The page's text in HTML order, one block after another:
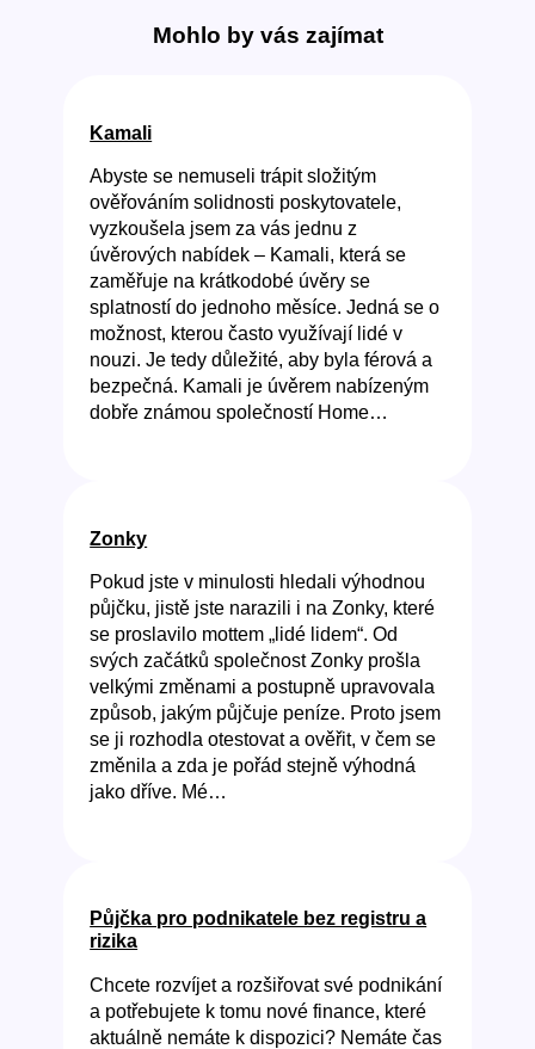
Mohlo by vás zajímat
Kamali
Abyste se nemuseli trápit složitým
ověřováním solidnosti poskytovatele,
vyzkoušela jsem za vás jednu z
úvěrových nabídek – Kamali, která se
zaměřuje na krátkodobé úvěry se
splatností do jednoho měsíce. Jedná se o
možnost, kterou často využívají lidé v
nouzi. Je tedy důležité, aby byla férová a
bezpečná. Kamali je úvěrem nabízeným
dobře známou společností Home…
Zonky
Pokud jste v minulosti hledali výhodnou
půjčku, jistě jste narazili i na Zonky, které
se proslavilo mottem „lidé lidem“. Od
svých začátků společnost Zonky prošla
velkými změnami a postupně upravovala
způsob, jakým půjčuje peníze. Proto jsem
se ji rozhodla otestovat a ověřit, v čem se
změnila a zda je pořád stejně výhodná
jako dříve. Mé…
Půjčka pro podnikatele bez registru a
rizika
Chcete rozvíjet a rozšiřovat své podnikání
a potřebujete k tomu nové finance, které
aktuálně nemáte k dispozici? Nemáte čas